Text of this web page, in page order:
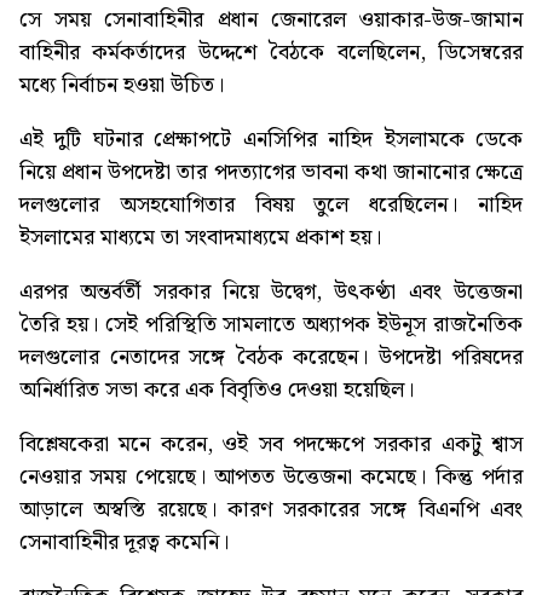
সে সময় সেনাবাহিনীর প্রধান জেনারেল ওয়াকার-উজ-জামান
বাহিনীর কর্মকর্তাদের উদ্দেশে বৈঠকে বলেছিলেন, ডিসেম্বরের
মধ্যে নির্বাচন হওয়া উচিত।
এই দুটি ঘটনার প্রেক্ষাপটে এনসিপির নাহিদ ইসলামকে ডেকে
নিয়ে প্রধান উপদেষ্টা তার পদত্যাগের ভাবনা কথা জানানোর ক্ষেত্রে
দলগুলোর অসহযোগিতার বিষয় তুলে ধরেছিলেন। নাহিদ
ইসলামের মাধ্যমে তা সংবাদমাধ্যমে প্রকাশ হয়।
এরপর অন্তর্বর্তী সরকার নিয়ে উদ্বেগ, উৎকণ্ঠা এবং উত্তেজনা
তৈরি হয়। সেই পরিস্থিতি সামলাতে অধ্যাপক ইউনূস রাজনৈতিক
দলগুলোর নেতাদের সঙ্গে বৈঠক করেছেন। উপদেষ্টা পরিষদের
অনির্ধারিত সভা করে এক বিবৃতিও দেওয়া হয়েছিল।
বিশ্লেষকেরা মনে করেন, ওই সব পদক্ষেপে সরকার একটু শ্বাস
নেওয়ার সময় পেয়েছে। আপতত উত্তেজনা কমেছে। কিন্তু পর্দার
আড়ালে অস্বস্তি রয়েছে। কারণ সরকারের সঙ্গে বিএনপি এবং
সেনাবাহিনীর দূরত্ব কমেনি।